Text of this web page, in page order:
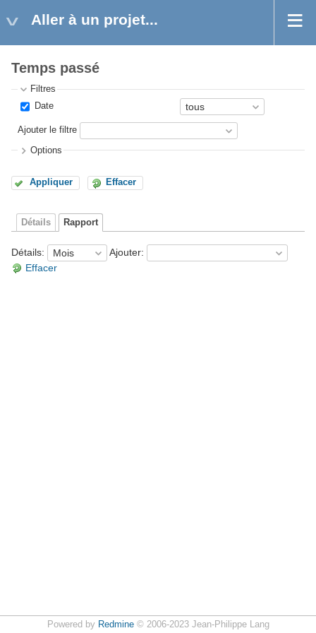
Aller à un projet...
Temps passé
Filtres
Date
Ajouter le filtre
Options
Appliquer Effacer
Détails Rapport
Détails: Ajouter:
Effacer
Powered by Redmine© 2006-2023 Jean-Philippe Lang